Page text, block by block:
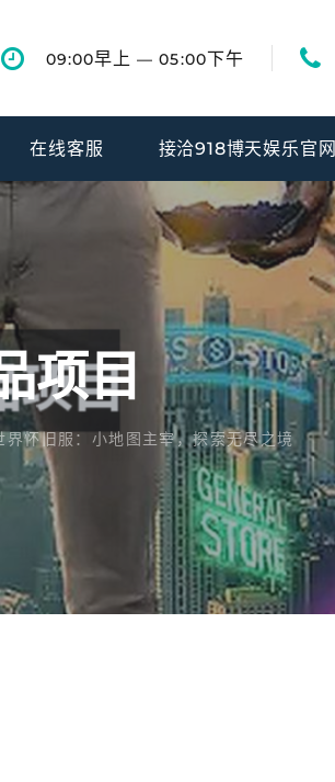
09:00早上 — 05:00下午
在线客服 接洽918博天娱乐官网
项目
界怀旧服：小地图主宰，探索无尽之境